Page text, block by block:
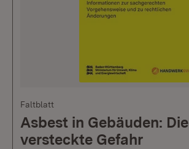
Faltblatt
Asbest in Gebäuden: Die
versteckte Gefahr